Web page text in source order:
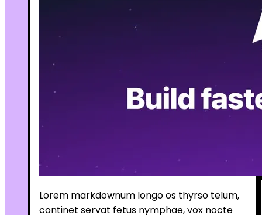
Lorem markdownum longo os thyrso telum,
continet servat fetus nymphae, vox nocte